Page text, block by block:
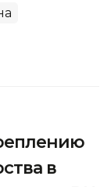
в